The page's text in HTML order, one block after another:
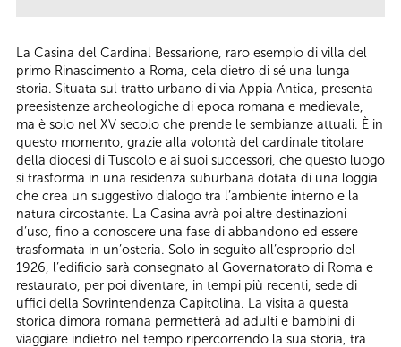
La Casina del Cardinal Bessarione, raro esempio di villa del
primo Rinascimento a Roma, cela dietro di sé una lunga
storia. Situata sul tratto urbano di via Appia Antica, presenta
preesistenze archeologiche di epoca romana e medievale,
ma è solo nel XV secolo che prende le sembianze attuali. È in
questo momento, grazie alla volontà del cardinale titolare
della diocesi di Tuscolo e ai suoi successori, che questo luogo
si trasforma in una residenza suburbana dotata di una loggia
che crea un suggestivo dialogo tra l’ambiente interno e la
natura circostante. La Casina avrà poi altre destinazioni
d’uso, fino a conoscere una fase di abbandono ed essere
trasformata in un’osteria. Solo in seguito all’esproprio del
1926, l’edificio sarà consegnato al Governatorato di Roma e
restaurato, per poi diventare, in tempi più recenti, sede di
uffici della Sovrintendenza Capitolina. La visita a questa
storica dimora romana permetterà ad adulti e bambini di
viaggiare indietro nel tempo ripercorrendo la sua storia, tra